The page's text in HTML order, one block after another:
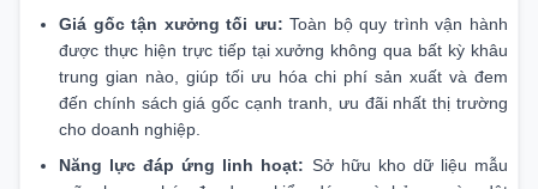
Giá gốc tận xưởng tối ưu: Toàn bộ quy trình vận hành
được thực hiện trực tiếp tại xưởng không qua bất kỳ khâu
trung gian nào, giúp tối ưu hóa chi phí sản xuất và đem
đến chính sách giá gốc cạnh tranh, ưu đãi nhất thị trường
cho doanh nghiệp.
Năng lực đáp ứng linh hoạt: Sở hữu kho dữ liệu mẫu